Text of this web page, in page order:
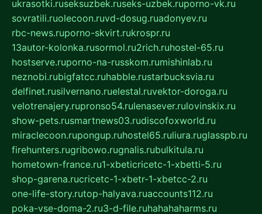
ukrasotki.ruseksuzbek.ruseks-uzbek.ruporno-vk.ru
sovratili.ruolecoon.ruvd-dosug.ruadonyev.ru
rbc-news.ruporno-skvirt.rukrospr.ru
13autor-kolonka.rusormol.ru2rich.ruhostel-65.ru
hostserve.ruporno-na-russkom.rumishinlab.ru
neznobi.rubigfatcc.ruhabble.rustarbucksvia.ru
delfinet.rusilvernano.ruelestal.ruvektor-doroga.ru
velotrenajery.rupronso54.rulenasever.rulovinskix.ru
show-pets.rusmartnews03.rudiscofoxworld.ru
miraclecoon.rupongup.ruhostel65.ruliura.ruglasspb.ru
firehunters.rugribowo.rugnalis.rubulkitula.ru
hometown-france.ru1-xbeticricetc-1-xbetti-5.ru
shop-garena.rucricetc-1-xbetr-1-xbetcc-2.ru
one-life-story.rutop-halyava.ruaccounts112.ru
poka-vse-doma-2.ru3-d-file.ruhahahaharms.ru